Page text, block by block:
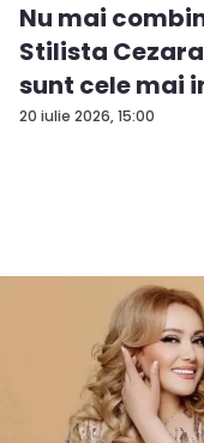
20 iulie 2026, 15:00
Nu mai
Stilista
sunt cele mai